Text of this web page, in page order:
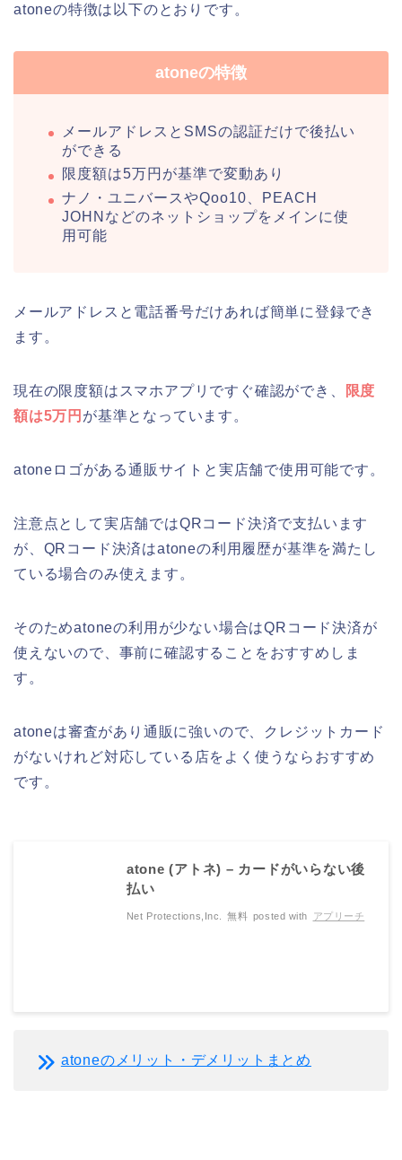
atoneの特徴は以下のとおりです。
atoneの特徴
メールアドレスとSMSの認証だけで後払い
ができる
限度額は5万円が基準で変動あり
ナノ・ユニバースやQoo10、PEACH
JOHNなどのネットショップをメインに使
用可能
メールアドレスと電話番号だけあれば簡単に登録でき
ます。
現在の限度額はスマホアプリですぐ確認ができ、
限度
額は5万円 が基準となっています。
atoneロゴがある通販サイトと実店舗で使用可能です。
注意点として実店舗ではQRコード決済で支払います
が、QRコード決済はatoneの利用履歴が基準を満たし
ている場合のみ使えます。
そのためatoneの利用が少ない場合はQRコード決済が
使えないので、事前に確認することをおすすめしま
す。
atoneは審査があり通販に強いので、クレジットカード
がないけれど対応している店をよく使うならおすすめ
です。
atone (アトネ) – カードがいらない後
払い
Net Protections,Inc. 無料 posted with アプリーチ
atoneのメリット・デメリットまとめ